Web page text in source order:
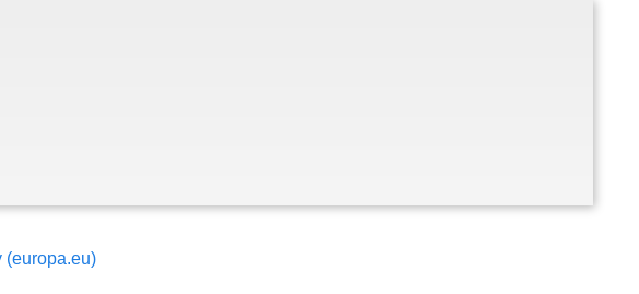
(europa.eu)